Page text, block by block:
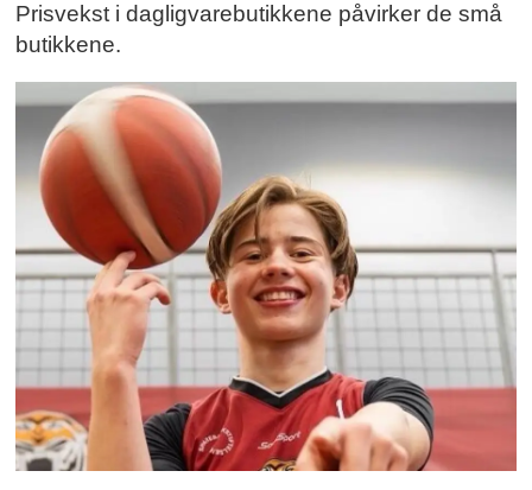
Prisvekst i dagligvarebutikkene påvirker de små
butikkene.